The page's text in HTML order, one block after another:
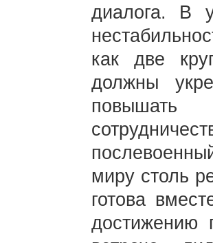
диалога. В
как две
должны
повышать
миру столь
готова
достижению